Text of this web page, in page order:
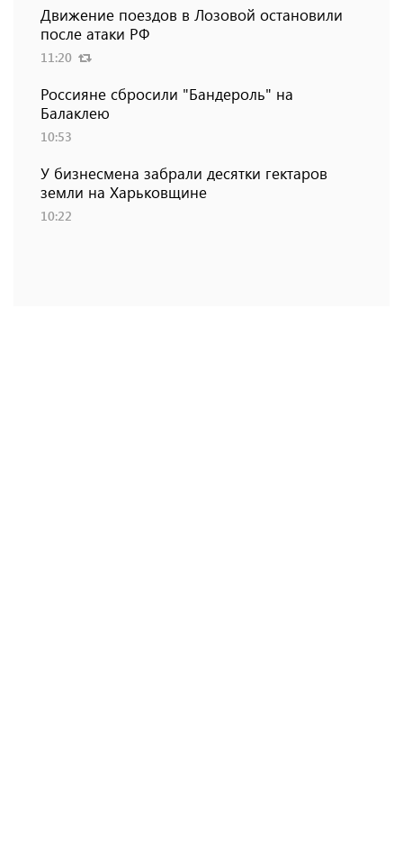
Движение поездов в Лозовой остановили
после атаки РФ
11:20
Россияне сбросили "Бандероль" на
Балаклею
10:53
У бизнесмена забрали десятки гектаров
земли на Харьковщине
10:22